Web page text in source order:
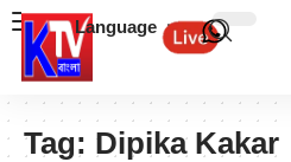
Language
Tag: Dipika Kakar